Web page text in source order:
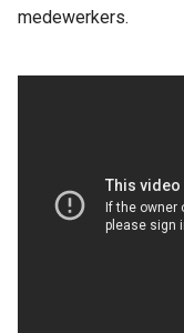
medewerkers.